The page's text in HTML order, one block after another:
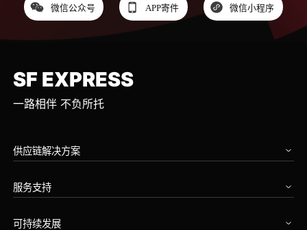
微信公众号 APP寄件 微信小程序
SF EXPRESS
一路相伴 不负所托
供应链解决方案
高科技
消费品
服务支持
运单查询
可持续发展